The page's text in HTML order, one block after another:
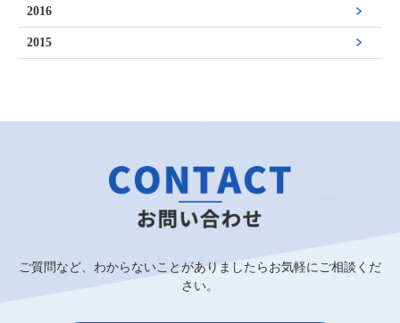
2016
2015
ご質問など、わからないことがありましたらお気軽にご相談くだ
さい。